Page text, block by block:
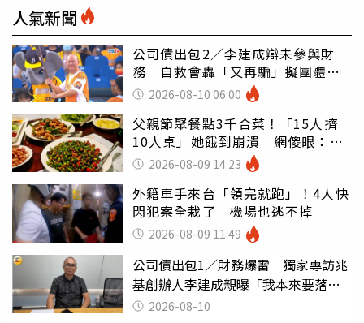
人氣新聞
公司債出包2／李建成辯未參與財
務 自救會轟「又再騙」擬團體訴
訟 2026-08-10 06:00
父親節聚餐點3千合菜！「15人擠
10人桌」她餓到崩潰 網傻眼：讓
店家看笑話
2026-08-09 14:23
外籍車手來台「領完就跑」！4人快
閃犯案全栽了 機場也逃不掉
2026-08-09 11:49
公司債出包1／財務爆雷 獨家專訪兆
基創辦人李建成親曝「我本來要落
跑」2026-08-10